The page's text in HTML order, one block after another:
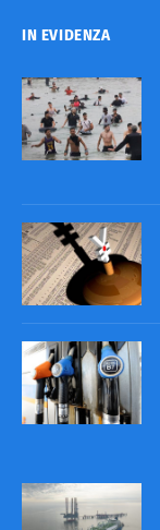
IN EVIDENZA